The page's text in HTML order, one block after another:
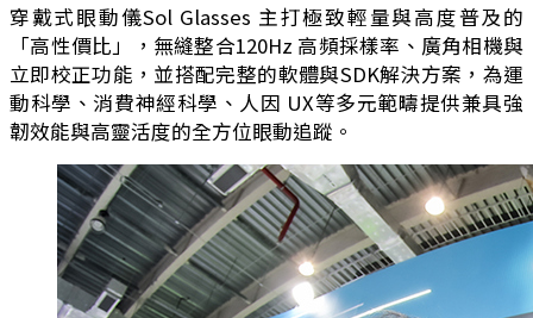
穿戴式眼動儀Sol Glasses 主打極致輕量與高度普及的
「高性價比」，無縫整合120Hz 高頻採樣率、廣角相機與
立即校正功能，並搭配完整的軟體與SDK解決方案，為運
動科學、消費神經科學、人因 UX等多元範疇提供兼具強
韌效能與高靈活度的全方位眼動追蹤。